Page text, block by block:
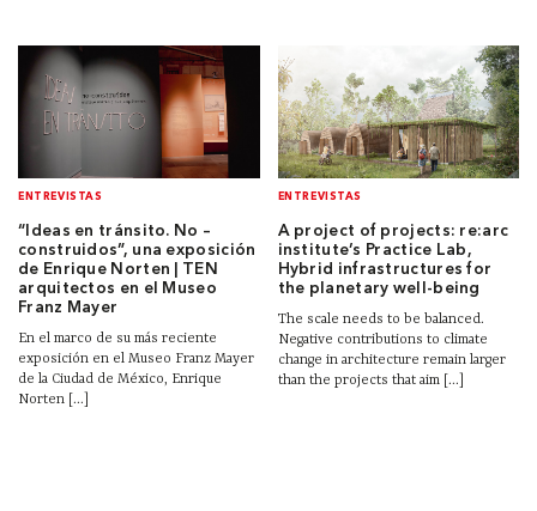
ENTREVISTAS
“Ideas en tránsito. No –
construidos”, una exposición
de Enrique Norten | TEN
arquitectos en el Museo
Franz Mayer
En el marco de su más reciente
exposición en el Museo Franz Mayer
de la Ciudad de México, Enrique
Norten [...]
ENTREVISTAS
A project of projects: re:arc
institute’s Practice Lab,
Hybrid infrastructures for
the planetary well-being
The scale needs to be balanced.
Negative contributions to climate
change in architecture remain larger
than the projects that aim [...]